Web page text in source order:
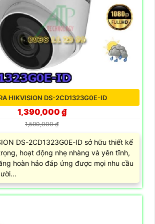
HIKVISION DS-2CD1323G0E-ID
1,390,000 ₫
1,590,000 ₫
DS-2CD1323G0E-ID sở hữu thiết kế
hoạt động nhẹ nhàng và yên tĩnh,
hoàn hảo đáp ứng được mọi nhu cầu